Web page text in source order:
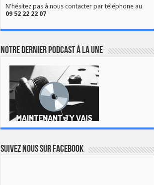
N'hésitez pas à nous contacter par téléphone au
09 52 22 22 07
Notre dernier podcast à la une
Suivez nous sur Facebook